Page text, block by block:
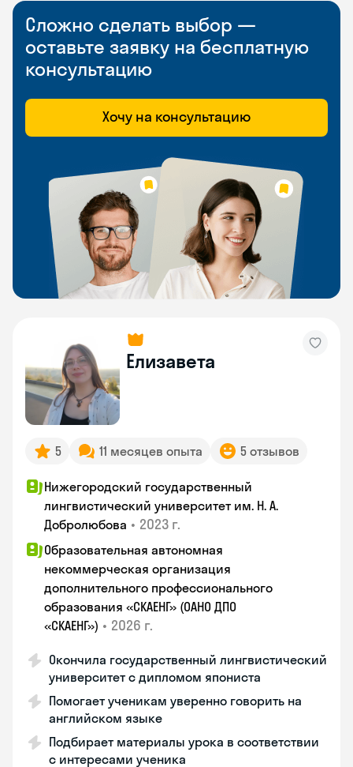
Сложно сделать выбор —
оставьте заявку на бесплатную
консультацию
Хочу на консультацию
Елизавета
5 11 месяцев опыта 5 отзывов
Нижегородский государственный
лингвистический университет им. Н. А.
Добролюбова • 2023 г.
Образовательная автономная
некоммерческая организация
дополнительного профессионального
образования «СКАЕНГ» (ОАНО ДПО
«СКАЕНГ») • 2026 г.
Окончила государственный лингвистический
университет с дипломом япониста
Помогает ученикам уверенно говорить на
английском языке
Подбирает материалы урока в соответствии
с интересами ученика